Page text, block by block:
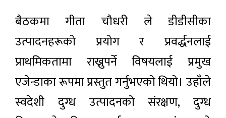
बैठकमा गीता चौधरी ले डीडीसीका
उत्पादनहरूको प्रयोग र प्रवर्द्धनलाई
प्राथमिकतामा राख्नुपर्ने विषयलाई प्रमुख
एजेन्डाका रूपमा प्रस्तुत गर्नुभएको थियो। उहाँले
स्वदेशी दुग्ध उत्पादनको संरक्षण, दुग्ध